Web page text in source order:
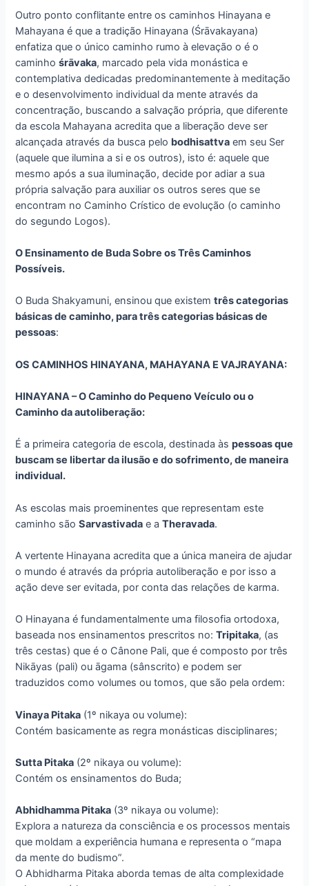
Outro ponto conflitante entre os caminhos Hinayana e
Mahayana é que a tradição Hinayana (Śrāvakayana)
enfatiza que o único caminho rumo à elevação o é o
caminhośrāvaka, marcado pela vida monástica e
contemplativa dedicadas predominantemente à meditação
e o desenvolvimento individual da mente através da
concentração, buscando a salvação própria, que diferente
da escola Mahayana acredita que a liberação deve ser
alcançada através da busca pelo bodhisattva em seu Ser
(aquele que ilumina a si e os outros), isto é: aquele que
mesmo após a sua iluminação, decide por adiar a sua
própria salvação para auxiliar os outros seres que se
encontram no Caminho Crístico de evolução (o caminho
do segundo Logos).
O Ensinamento de Buda Sobre os Três Caminhos
Possíveis.
O Buda Shakyamuni, ensinou que existemtrês categorias
básicas de caminho, para três categorias básicas de
pessoas:
OS CAMINHOS HINAYANA, MAHAYANA E VAJRAYANA:
HINAYANA – O Caminho do Pequeno Veículo ou o
Caminho da autoliberação:
É a primeira categoria de escola, destinada àspessoas que
buscam se libertar da ilusão e do sofrimento, de maneira
individual.
As escolas mais proeminentes que representam este
caminho sãoSarvastivada e aTheravada.
A vertente Hinayana acredita que a única maneira de ajudar
o mundo é através da própria autoliberação e por isso a
ação deve ser evitada, por conta das relações de karma.
O Hinayana é fundamentalmente uma filosofia ortodoxa,
baseada nos ensinamentos prescritos no:Tripitaka, (as
três cestas) que é o Cânone Pali, que é composto por três
Nikāyas (pali) ou āgama (sânscrito) e podem ser
traduzidos como volumes ou tomos, que são pela ordem:
Vinaya Pitaka (1º nikaya ou volume):
Contém basicamente as regra monásticas disciplinares;
Sutta Pitaka (2º nikaya ou volume):
Contém os ensinamentos do Buda;
Abhidhamma Pitaka (3º nikaya ou volume):
Explora a natureza da consciência e os processos mentais
que moldam a experiência humana e representa o “mapa
da mente do budismo”.
O Abhidharma Pitaka aborda temas de alta complexidade